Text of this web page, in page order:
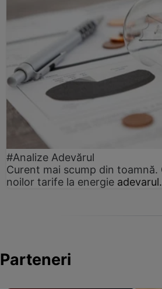
#Analize Adevărul
Curent mai scump din toamnă.
noilor tarife la energie
Parteneri